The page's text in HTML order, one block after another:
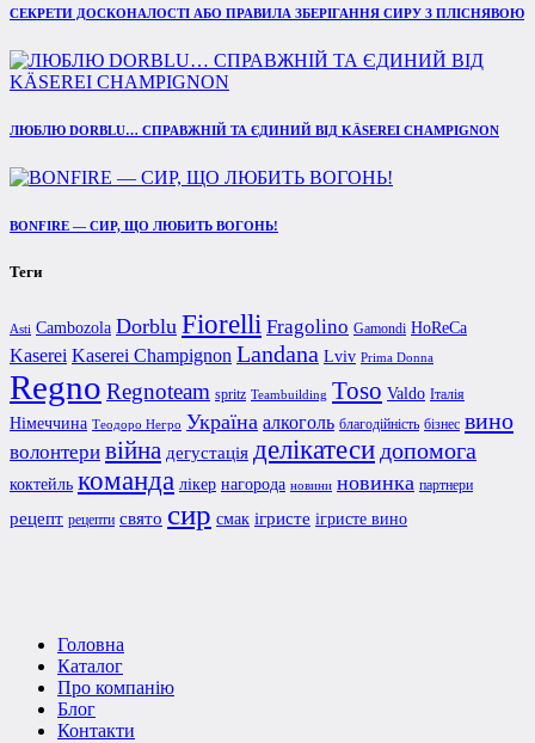
СЕКРЕТИ ДОСКОНАЛОСТІ АБО ПРАВИЛА ЗБЕРІГАННЯ СИРУ З ПЛІСНЯВОЮ
ЛЮБЛЮ DORBLU… СПРАВЖНІЙ ТА ЄДИНИЙ ВІД KÄSEREI CHAMPIGNON
BONFIRE — СИР, ЩО ЛЮБИТЬ ВОГОНЬ!
Теги
Asti Cambozola Dorblu Fiorelli Fragolino Gamondi HoReCa
Kaserei Kaserei Champignon Landana Lviv Prima Donna
Regno Regnoteam spritz Teambuilding Toso Valdo Італія
Німеччина Теодоро Негро Україна алкоголь благодійність бізнес вино
волонтери війна дегустація делікатеси допомога
коктейль команда лікер нагорода новини новинка партнери
рецепт рецепти свято сир смак ігристе ігристе вино
Головна
Каталог
Про компанію
Блог
Контакти